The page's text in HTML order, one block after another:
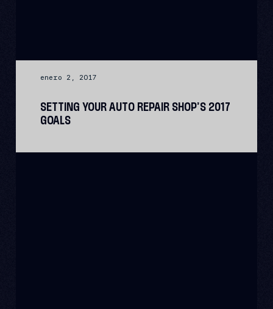
enero 2, 2017
SETTING YOUR AUTO REPAIR SHOP’S 2017
GOALS